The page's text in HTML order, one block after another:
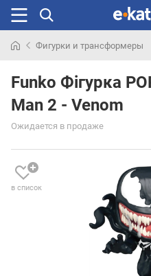
раньше
Фигурки и трансформеры
Funko Фігурка
Man 2 - Venom
Ожидается в продаже
в список